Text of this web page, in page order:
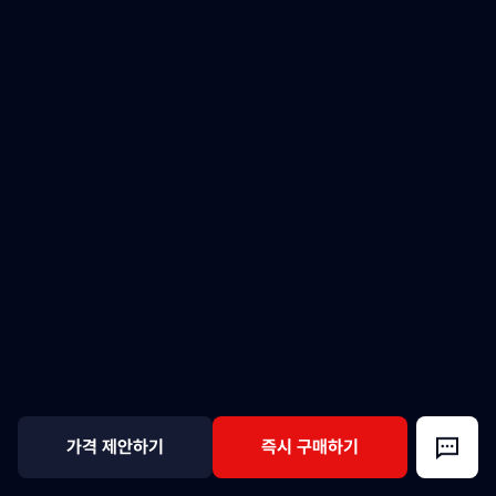
가격 제안하기 즉시 구매하기